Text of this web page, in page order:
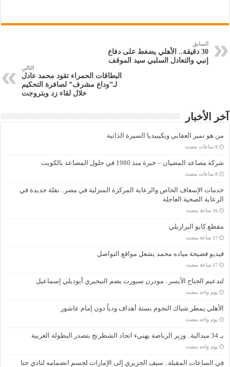
السابق
30 دقيقة.. الأهلي يضغط على دفاع
إنبي والتعادل السلبي سيد الموقف
التالي
البطاقات الحمراء تقود محمد عادل
لـ”وداع مشرف” لصافرة التحكيم
خلال لقاء زد وبتروجت
آخر الأخبار
من هو نمير العقابي ويكيبيديا السيرة الذاتية
‏8 ساعات مضت
شركة مصاعد المضيان – خبرة منذ 1980 في حلول المصاعد بالكويت
‏8 ساعات مضت
خدمات الإسعاف الخاص والرعاية المركزة المنزلية في مصر.. نقلة جديدة في
الرعاية الصحية العاجلة
‏16 ساعة مضت
مقطع كايو البرازيلي
‏17 ساعة مضت
فيديو فضيحة مياده محمد يشعل مواقع التواصل
‏17 ساعة مضت
لتدعيم الجناح الأيسر.. مودرن سبورت يضم النيجيري أيوديلي إسماعيل
‏يوم واحد مضت
الأهلي يمطر شباك النجوم بستة أهداف ودياً دون إمام عاشور
‏يوم واحد مضت
بـ 34 ميدالية.. وزير الرياضة يهنيء اتحاد الشطرنج بتصدر البطولة العربية
‏يوم واحد مضت
في الساعات المقبلة.. سيف الجزيري إلى الإمارات لحسم انضمامه لنادي حتا